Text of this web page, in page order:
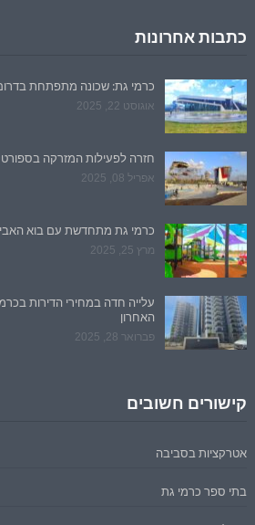
כתבות אחרונות
כרמי גת: שכונה מתפתחת
אוגוסט 22, 2025
חזרה לפעילות המזרקה
אפריל 08, 2025
כרמי גת מתחדשת עם בוא
מרץ 25, 2025
האחרון
פברואר 28, 2025
קישורים חשובים
אטרקציות בסביבה
בתי ספר כרמי גת